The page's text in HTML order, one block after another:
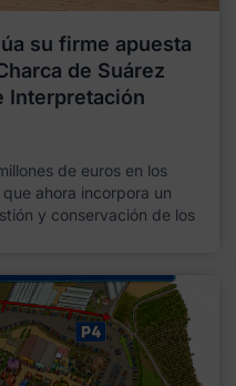
su firme apuesta
de Suárez
Interpretación
de euros en los
ahora incorpora un
y conservación de los